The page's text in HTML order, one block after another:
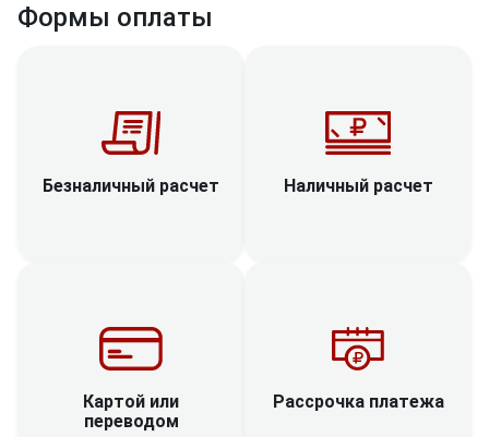
Формы оплаты
Безналичный расчет Наличный расчет
Картой или
переводом
Рассрочка платежа